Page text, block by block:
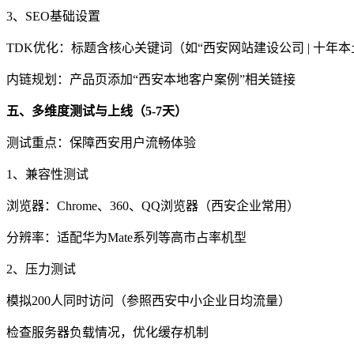
3、SEO基础设置
TDK优化：标题含核心关键词（如“西安网站建设公司 | 十年本
内链规划：产品页添加“西安本地客户案例”相关链接
五、多维度测试与上线（5-7天）
测试重点：保障西安用户流畅体验
1、兼容性测试
浏览器：Chrome、360、QQ浏览器（西安企业常用）
分辨率：适配华为Mate系列等高市占率机型
2、压力测试
模拟200人同时访问（参照西安中小企业日均流量）
检查服务器负载情况，优化缓存机制